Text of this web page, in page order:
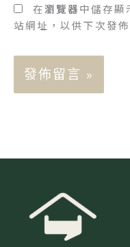
*
址
在瀏覽器中儲存顯
站網址，以供下次發